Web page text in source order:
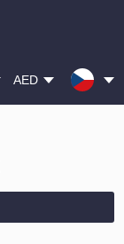
AED